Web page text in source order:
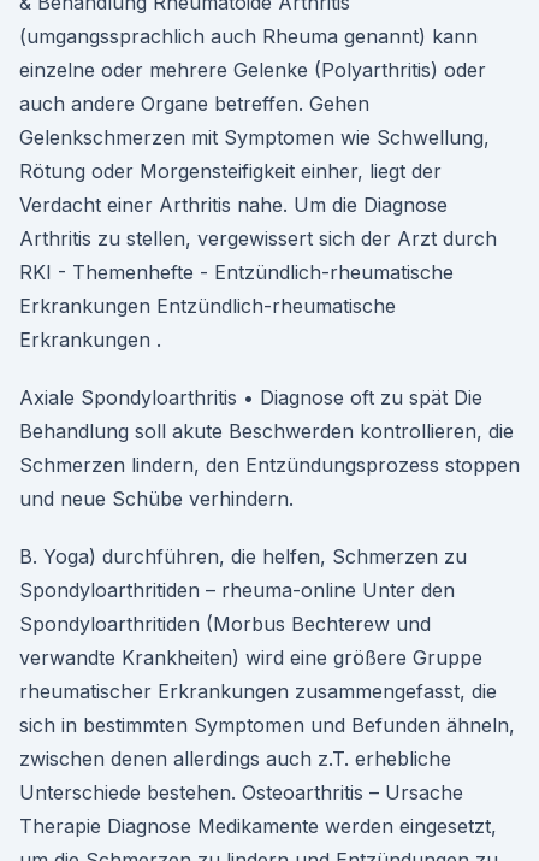
(umgangssprachlich auch Rheuma genannt) kann
einzelne oder mehrere Gelenke (Polyarthritis) oder
auch andere Organe betreffen. Gehen
Gelenkschmerzen mit Symptomen wie Schwellung,
Rötung oder Morgensteifigkeit einher, liegt der
Verdacht einer Arthritis nahe. Um die Diagnose
Arthritis zu stellen, vergewissert sich der Arzt durch
RKI - Themenhefte - Entzündlich-rheumatische
Erkrankungen Entzündlich-rheumatische
Erkrankungen .
Axiale Spondyloarthritis • Diagnose oft zu spät Die
Behandlung soll akute Beschwerden kontrollieren, die
Schmerzen lindern, den Entzündungsprozess stoppen
und neue Schübe verhindern.
B. Yoga) durchführen, die helfen, Schmerzen zu
Spondyloarthritiden – rheuma-online Unter den
Spondyloarthritiden (Morbus Bechterew und
verwandte Krankheiten) wird eine größere Gruppe
rheumatischer Erkrankungen zusammengefasst, die
sich in bestimmten Symptomen und Befunden ähneln,
zwischen denen allerdings auch z.T. erhebliche
Unterschiede bestehen. Osteoarthritis – Ursache
Therapie Diagnose Medikamente werden eingesetzt,